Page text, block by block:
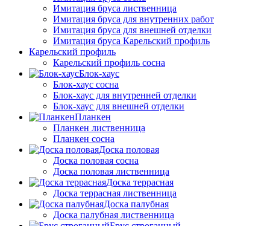
Имитация бруса лиственница
Имитация бруса для внутренних работ
Имитация бруса для внешней отделки
Имитация бруса Карельский профиль
Карельский профиль
Карельский профиль сосна
Блок-хаус
Блок-хаус сосна
Блок-хаус для внутренней отделки
Блок-хаус для внешней отделки
Планкен
Планкен лиственница
Планкен сосна
Доска половая
Доска половая сосна
Доска половая лиственница
Доска террасная
Доска террасная лиственница
Доска палубная
Доска палубная лиственница